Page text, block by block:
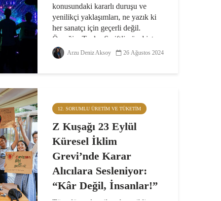
konusundaki kararlı duruşu ve
yenilikçi yaklaşımları, ne yazık ki
her sanatçı için geçerli değil.
Örneğin, Taylor Swift’in özel jet
kullanımı ve buna bağlı yüksek
karbon ayakizi, bugünlerde...
Arzu Deniz Aksoy 26 Ağustos 2024
12. SORUMLU ÜRETIM VE TÜKETIM
Z Kuşağı 23 Eylül
Küresel İklim
Grevi’nde Karar
Alıcılara Sesleniyor:
“Kâr Değil, İnsanlar!”